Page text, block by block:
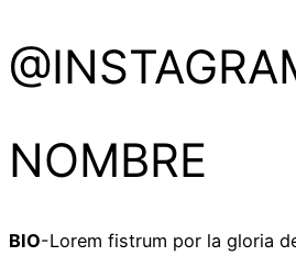
NOMBRE
BIO-Lorem fistrum por la gloria